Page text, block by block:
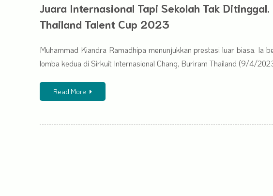
Juara Internasional Tapi Sekolah Tak
Thailand Talent Cup 2023
Muhammad Kiandra Ramadhipa menunjukkan prestasi luar biasa. Ia
lomba kedua di Sirkuit Internasional Chang, Buriram Thailand (9/4/
Read More